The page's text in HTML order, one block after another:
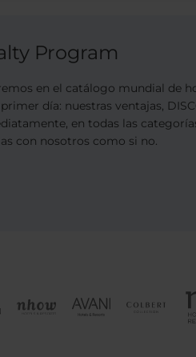
Program
en el catálogo mundial de
día: nuestras ventajas,
en todas las
con nosotros como si no.